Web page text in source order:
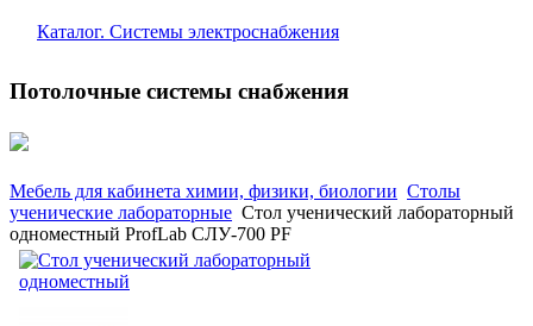
Каталог. Системы электроснабжения
Потолочные системы снабжения
Мебель для кабинета химии, физики, биологии Столы
ученические лабораторные Стол ученический лабораторный
одноместный ProfLab СЛУ-700 PF